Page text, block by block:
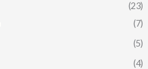
(23)
(7)
(5)
(4)